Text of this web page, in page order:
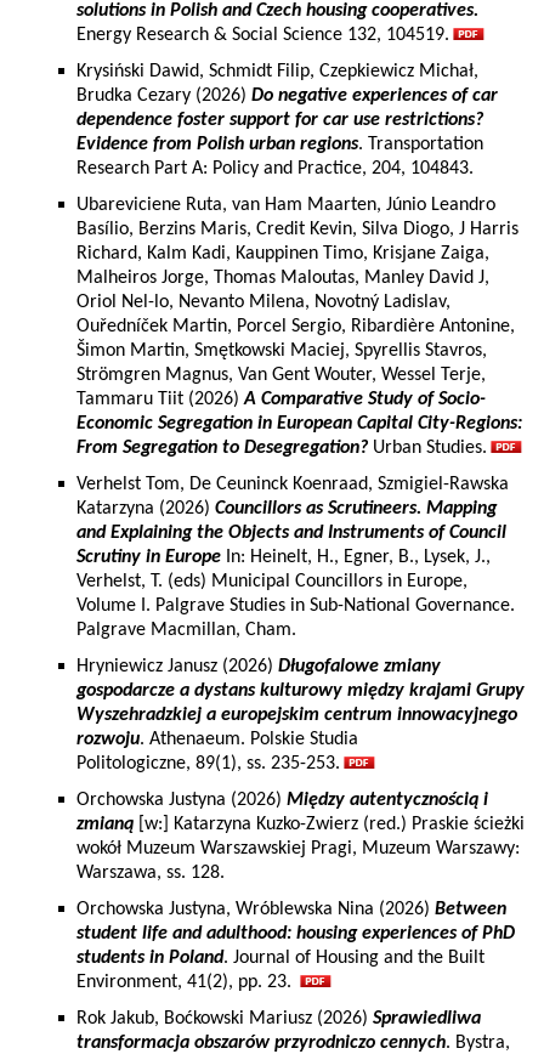
solutions in Polish and Czech housing cooperatives.
Energy Research & Social Science 132, 104519.
Krysiński Dawid, Schmidt Filip, Czepkiewicz Michał,
Brudka Cezary (2026) Do negative experiences of car
dependence foster support for car use restrictions?
Evidence from Polish urban regions. Transportation
Research Part A: Policy and Practice, 204, 104843.
Ubareviciene Ruta, van Ham Maarten, Júnio Leandro
Basílio, Berzins Maris, Credit Kevin, Silva Diogo, J Harris
Richard, Kalm Kadi, Kauppinen Timo, Krisjane Zaiga,
Malheiros Jorge, Thomas Maloutas, Manley David J,
Oriol Nel-lo, Nevanto Milena, Novotný Ladislav,
Ouředníček Martin, Porcel Sergio, Ribardière Antonine,
Šimon Martin, Smętkowski Maciej, Spyrellis Stavros,
Strömgren Magnus, Van Gent Wouter, Wessel Terje,
Tammaru Tiit (2026)A Comparative Study of Socio-
Economic Segregation in European Capital City-Regions:
From Segregation to Desegregation? Urban Studies.
Verhelst Tom, De Ceuninck Koenraad, Szmigiel-Rawska
Katarzyna (2026) Councillors as Scrutineers. Mapping
and Explaining the Objects and Instruments of Council
Scrutiny in Europe In: Heinelt, H., Egner, B., Lysek, J.,
Verhelst, T. (eds) Municipal Councillors in Europe,
Volume I. Palgrave Studies in Sub-National Governance.
Palgrave Macmillan, Cham.
Hryniewicz Janusz (2026) Długofalowe zmiany
gospodarcze a dystans kulturowy między krajami Grupy
Wyszehradzkiej a europejskim centrum innowacyjnego
rozwoju. Athenaeum. Polskie Studia
Politologiczne, 89(1), ss. 235-253.
Orchowska Justyna (2026) Między autentycznością i
zmianą [w:] Katarzyna Kuzko-Zwierz (red.) Praskie ścieżki
wokół Muzeum Warszawskiej Pragi, Muzeum Warszawy:
Warszawa, ss. 128.
Orchowska Justyna, Wróblewska Nina (2026) Between
student life and adulthood: housing experiences of PhD
students in Poland. Journal of Housing and the Built
Environment, 41(2), pp. 23.
Rok Jakub, Boćkowski Mariusz (2026) Sprawiedliwa
transformacja obszarów przyrodniczo cennych. Bystra,